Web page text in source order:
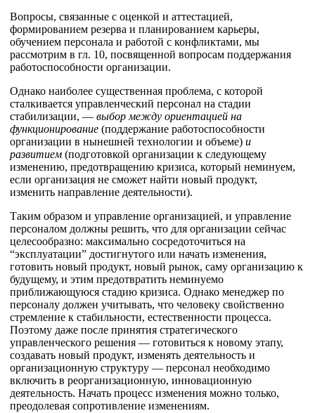
Вопросы, связанные с оценкой и аттестацией,
формированием резерва и планированием карьеры,
обучением персонала и работой с конфликтами, мы
рассмотрим в гл. 10, посвященной вопросам поддержания
работоспособности организации.
Однако наиболее существенная проблема, с которой
сталкивается управленческий персонал на стадии
стабилизации, — выбор между ориентацией на
функционирование (поддержание работоспособности
организации в нынешней технологии и объеме) и
развитием (подготовкой организации к следующему
изменению, предотвращению кризиса, который неминуем,
если организация не сможет найти новый продукт,
изменить направление деятельности).
Таким образом и управление организацией, и управление
персоналом должны решить, что для организации сейчас
целесообразно: максимально сосредоточиться на
“эксплуатации” достигнутого или начать изменения,
готовить новый продукт, новый рынок, саму организацию к
будущему, и этим предотвратить неминуемо
приближающуюся стадию кризиса. Однако менеджер по
персоналу должен учитывать, что человеку свойственно
стремление к стабильности, естественности процесса.
Поэтому даже после принятия стратегического
управленческого решения — готовиться к новому этапу,
создавать новый продукт, изменять деятельность и
организационную структуру — персонал необходимо
включить в реорганизационную, инновационную
деятельность. Начать процесс изменения можно только,
преодолевая сопротивление изменениям.